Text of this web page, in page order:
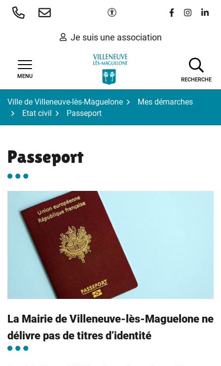
Aller
Paramètres d'accessibilité
Lien vers le
Lien vers
Lien
Je suis une association
MENU
RECHERCHE
Ville de Villeneuve-lès-Maguelone
Mes démarches
Etat civil
Passeport
Passeport
La Mairie de Villeneuve-lès-Maguelone ne
délivre pas de titres d’identité